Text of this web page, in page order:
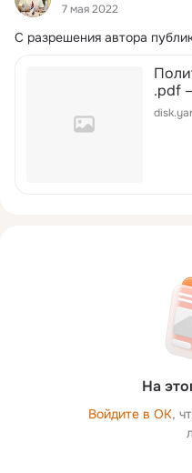
7 мая 2022
С разрешения автора
.pdf
На
Войдите в ОК,